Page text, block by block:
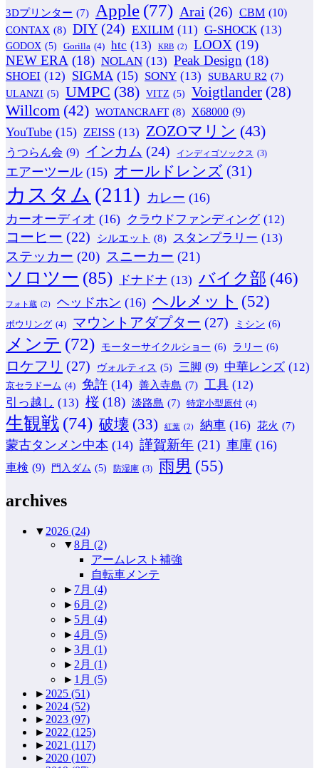
3Dプリンター (7) Apple (77) Arai (26) CBM (10)
CONTAX (8) DIY (24) EXILIM (11) G-SHOCK (13)
GODOX (5) Gorilla (4) htc (13) KRB (2) LOOX (19)
NEW ERA (18) NOLAN (13) Peak Design (18)
SHOEI (12) SIGMA (15) SONY (13) SUBARU R2 (7)
ULANZI (5) UMPC (38) VITZ (5) Voigtlander (28)
Willcom (42) WOTANCRAFT (8) X68000 (9)
YouTube (15) ZEISS (13) ZOZOマリン (43)
うつらん会 (9) インカム (24) インディゴソックス (3)
エアーツール (15) オールドレンズ (31)
カスタム (211) カレー (16)
カーオーディオ (16) クラウドファンディング (12)
コーヒー (22) シルエット (8) スタンプラリー (13)
ステッカー (20) スニーカー (21)
ソロツー (85) ドナドナ (13) バイク部 (46)
フォト蔵 (2) ヘッドホン (16) ヘルメット (52)
ボウリング (4) マウントアダプター (27) ミシン (6)
メンテ (72) モーターサイクルショー (6) ラリー (6)
ロケフリ (27) ヴォルティス (5) 三脚 (9) 中華レンズ (12)
京セラドーム (4) 免許 (14) 善入寺島 (7) 工具 (12)
引っ越し (13) 桜 (18) 淡路島 (7) 特定小型原付 (4)
生観戦 (74) 破壊 (33) 紅葉 (2) 納車 (16) 花火 (7)
蒙古タンメン中本 (14) 謹賀新年 (21) 車庫 (16)
車検 (9) 門入ダム (5) 防湿庫 (3) 雨男 (55)
archives
▼ 2026 (24)
▼8月 (2)
アームレスト補強
自転車メンテ
► 7月 (4)
►6月 (2)
► 5月 (4)
►4月 (5)
►3月 (1)
► 2月 (1)
► 1月 (5)
► 2025 (51)
► 2024 (52)
► 2023 (97)
► 2022 (125)
► 2021 (117)
► 2020 (107)